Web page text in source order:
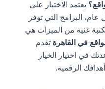
يعتمد الاختيار على
البرامج التي توفر
غنية من الميزات هي
في القاهرةتقدم
اختيار الخيار
الرقمية.